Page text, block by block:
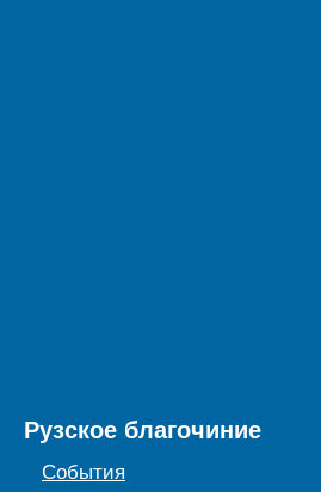
Рузское благочиние
События